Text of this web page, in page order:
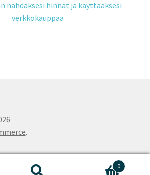
nähdäksesi hinnat ja käyttääksesi
verkkokauppaa
.
0